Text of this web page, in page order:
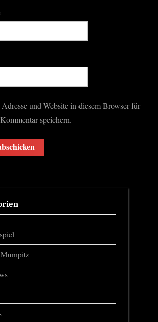
und Website in diesem Browser für
speichern.